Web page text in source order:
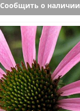
Сообщить о наличии